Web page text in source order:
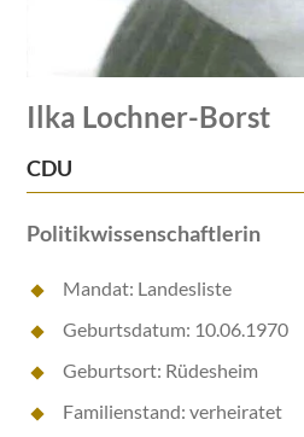
Ilka Lochner-Borst
CDU
Politikwissenschaftlerin
Mandat: Landesliste
Geburtsdatum: 10.06.1970
Geburtsort: Rüdesheim
Familienstand: verheiratet